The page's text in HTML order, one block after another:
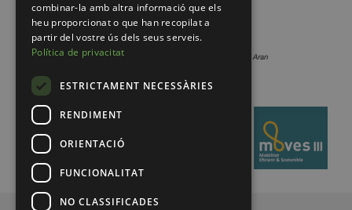
combinar-la amb altra informació que els
heu proporcionat o que han recopilat a
partir del vostre ús dels seus serveis.
Política de privacitat
ESTRICTAMENT NECESSÀRIES
RENDIMENT
ORIENTACIÓ
FUNCIONALITAT
NO CLASSIFICADES